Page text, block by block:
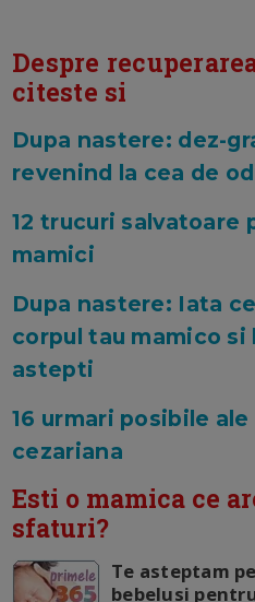
Despre
citeste si
Dupa nastere: dez-
revenind la cea de
12 trucuri salvatoare
mamici
Dupa nastere: Iata
corpul tau mamico
astepti
16 urmari posibile
cezariana
Esti o mamica ce
sfaturi?
Te asteptam
bebelusi